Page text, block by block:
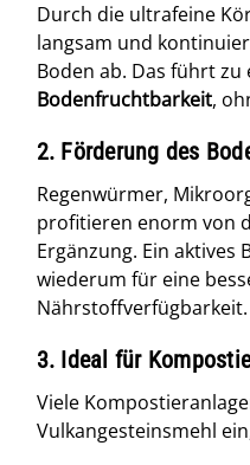
Durch die ultrafeine
langsam und
Boden ab. Das führt zu
Bodenfruchtbarkeit,
2. Förderung des
Regenwürmer,
profitieren enorm von
Ergänzung. Ein aktives
wiederum für eine
Nährstoffverfügbarkeit.
3. Ideal für
Viele
Vulkangesteinsmehl